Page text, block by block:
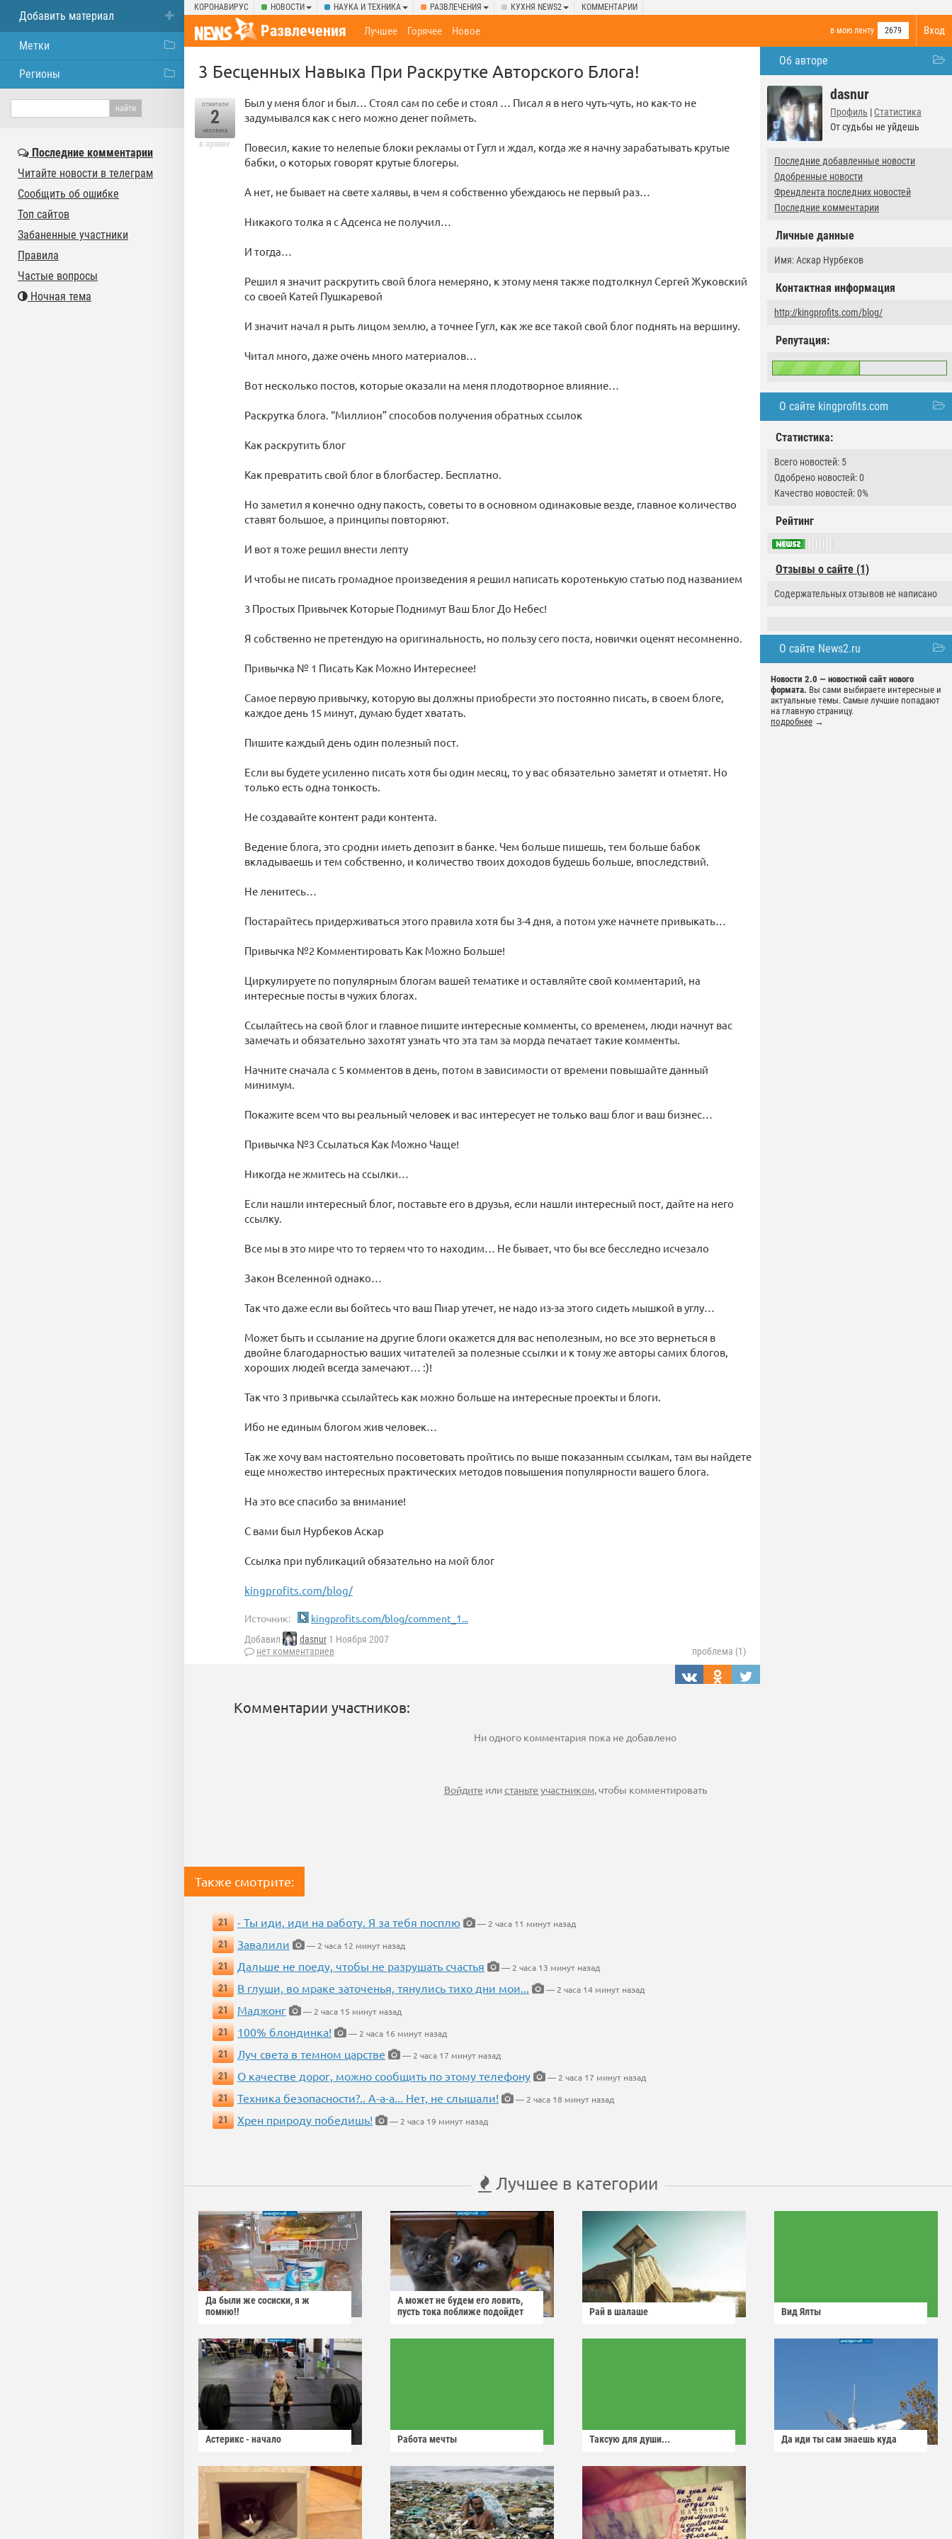
КОРОНАВИРУС НОВОСТИ НАУКА И ТЕХНИКА РАЗВЛЕЧЕНИЯ КУХНЯ NEWS2 КОММЕНТАРИИ
Вход
Развлечения в мою ленту 2679
Лучшее Горячее Новое
Об авторе
dasnur
Профиль | Статистика
От судьбы не уйдешь
Последние добавленные новости
Одобренные новости
Френдлента последних новостей
Последние комментарии
Личные данные
Имя: Аскар Нурбеков
Контактная информация
http://kingprofits.com/blog/
Репутация:
О сайте kingprofits.com
Статистика:
Всего новостей: 5
Одобрено новостей: 0
Качество новостей: 0%
Рейтинг
Отзывы о сайте (1)
Содержательных отзывов не написано
О сайте News2.ru
Новости 2.0 — новостной сайт нового
формата. Вы сами выбираете интересные и
актуальные темы. Самые лучшие попадают
на главную страницу.
подробнее →
3 Бесценных Навыка При Раскрутке Авторского Блога!
отметили
2
человека
в архиве
Был у меня блог и был… Стоял сам по себе и стоял … Писал я в него чуть-чуть, но как-то не
задумывался как с него можно денег пойметь.
Повесил, какие то нелепые блоки рекламы от Гугл и ждал, когда же я начну зарабатывать крутые
бабки, о которых говорят крутые блогеры.
А нет, не бывает на свете халявы, в чем я собственно убеждаюсь не первый раз…
Никакого толка я с Адсенса не получил…
И тогда…
Решил я значит раскрутить свой блога немеряно, к этому меня также подтолкнул Сергей Жуковский
со своей Катей Пушкаревой
И значит начал я рыть лицом землю, а точнее Гугл, как же все такой свой блог поднять на вершину.
Читал много, даже очень много материалов…
Вот несколько постов, которые оказали на меня плодотворное влияние…
Раскрутка блога. “Миллион” способов получения обратных ссылок
Как раскрутить блог
Как превратить свой блог в блогбастер. Бесплатно.
Но заметил я конечно одну пакость, советы то в основном одинаковые везде, главное количество
ставят большое, а принципы повторяют.
И вот я тоже решил внести лепту
И чтобы не писать громадное произведения я решил написать коротенькую статью под названием
3 Простых Привычек Которые Поднимут Ваш Блог До Небес!
Я собственно не претендую на оригинальность, но пользу сего поста, новички оценят несомненно.
Привычка № 1 Писать Как Можно Интереснее!
Самое первую привычку, которую вы должны приобрести это постоянно писать, в своем блоге,
каждое день 15 минут, думаю будет хватать.
Пишите каждый день один полезный пост.
Если вы будете усиленно писать хотя бы один месяц, то у вас обязательно заметят и отметят. Но
только есть одна тонкость.
Не создавайте контент ради контента.
Ведение блога, это сродни иметь депозит в банке. Чем больше пишешь, тем больше бабок
вкладываешь и тем собственно, и количество твоих доходов будешь больше, впоследствий.
Не ленитесь…
Постарайтесь придерживаться этого правила хотя бы 3-4 дня, а потом уже начнете привыкать…
Привычка №2 Комментировать Как Можно Больше!
Циркулируете по популярным блогам вашей тематике и оставляйте свой комментарий, на
интересные посты в чужих блогах.
Ссылайтесь на свой блог и главное пишите интересные комменты, со временем, люди начнут вас
замечать и обязательно захотят узнать что эта там за морда печатает такие комменты.
Начните сначала с 5 комментов в день, потом в зависимости от времени повышайте данный
минимум.
Покажите всем что вы реальный человек и вас интересует не только ваш блог и ваш бизнес…
Привычка №3 Ссылаться Как Можно Чаще!
Никогда не жмитесь на ссылки…
Если нашли интересный блог, поставьте его в друзья, если нашли интересный пост, дайте на него
ссылку.
Все мы в это мире что то теряем что то находим… Не бывает, что бы все бесследно исчезало
Закон Вселенной однако…
Так что даже если вы бойтесь что ваш Пиар утечет, не надо из-за этого сидеть мышкой в углу…
Может быть и ссылание на другие блоги окажется для вас неполезным, но все это вернеться в
двойне благодарностью ваших читателей за полезные ссылки и к тому же авторы самих блогов,
хороших людей всегда замечают… :)!
Так что 3 привычка ссылайтесь как можно больше на интересные проекты и блоги.
Ибо не единым блогом жив человек…
Так же хочу вам настоятельно посоветовать пройтись по выше показанным ссылкам, там вы найдете
еще множество интересных практических методов повышения популярности вашего блога.
На это все спасибо за внимание!
С вами был Нурбеков Аскар
Ссылка при публикаций обязательно на мой блог
kingprofits.com/blog/
Источник: kingprofits.com/blog/comment_1...
Добавил dasnur 1 Ноября 2007
нет комментариев
проблема (1)
Комментарии участников:
Ни одного комментария пока не добавлено
Войдите илистаньте участником, чтобы комментировать
Также смотрите:
21 - Ты иди, иди на работу. Я за тебя посплю
— 2 часа 11 минут назад
21
Завалили
— 2 часа 12 минут назад
21
Дальше не поеду, чтобы не разрушать счастья
— 2 часа 13 минут назад
21
В глуши, во мраке заточенья, тянулись тихо дни мои...
— 2 часа 14 минут назад
21
Маджонг
— 2 часа 15 минут назад
21
100% блондинка!
— 2 часа 16 минут назад
21
Луч света в темном царстве
— 2 часа 17 минут назад
21
О качестве дорог, можно сообщить по этому телефону
— 2 часа 17 минут назад
21
Техника безопасности?.. А-а-а... Нет, не слышали!
— 2 часа 18 минут назад
21
Хрен природу победишь! — 2 часа 19 минут назад
Лучшее в категории
Да были же сосиски, я ж
помню!!
А может не будем его ловить,
пусть тока поближе подойдет
Рай в шалаше Вид Ялты
Астерикс - начало Работа мечты Таксую для души... Да иди ты сам знаешь куда
Добавить материал
Метки
Регионы
Последние комментарии
Читайте новости в телеграм
Сообщить об ошибке
Топ сайтов
Забаненные участники
Правила
Частые вопросы
Ночная тема